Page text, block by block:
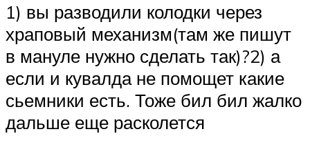
1) вы разводили колодки через
храповый механизм(там же пишут
в мануле нужно сделать так)?2) а
если и кувалда не помощет какие
сьемники есть. Тоже бил бил жалко
дальше еще расколется